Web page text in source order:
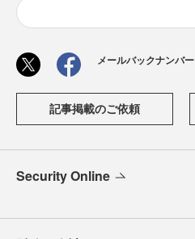
メールバックナンバー
記事掲載のご依頼
Security Online